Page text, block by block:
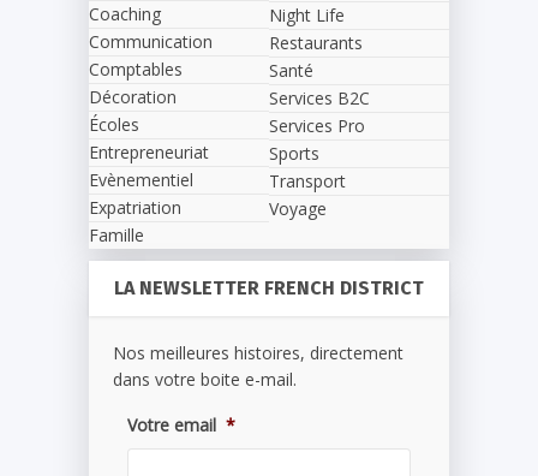
Coaching
Communication
Comptables
Décoration
Écoles
Entrepreneuriat
Evènementiel
Expatriation
Famille
Night Life
Restaurants
Santé
Services B2C
Services Pro
Sports
Transport
Voyage
LA NEWSLETTER FRENCH DISTRICT
Nos meilleures histoires, directement
dans votre boite e-mail.
Votre email *